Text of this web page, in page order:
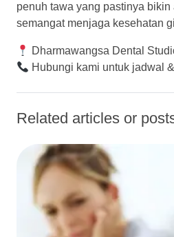
penuh tawa yang pastinya bikin
semangat menjaga kesehatan
Dharmawangsa Dental
Hubungi kami untuk jadwal
Related articles or